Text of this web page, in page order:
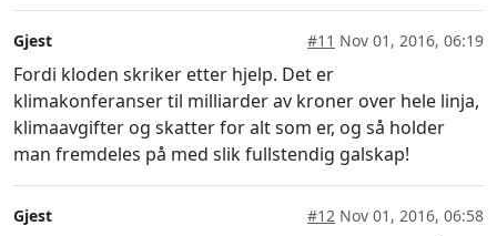
Gjest #11 Nov 01, 2016, 06:19
Fordi kloden skriker etter hjelp. Det er
klimakonferanser til milliarder av kroner over hele linja,
klimaavgifter og skatter for alt som er, og så holder
man fremdeles på med slik fullstendig galskap!
Gjest #12 Nov 01, 2016, 06:58